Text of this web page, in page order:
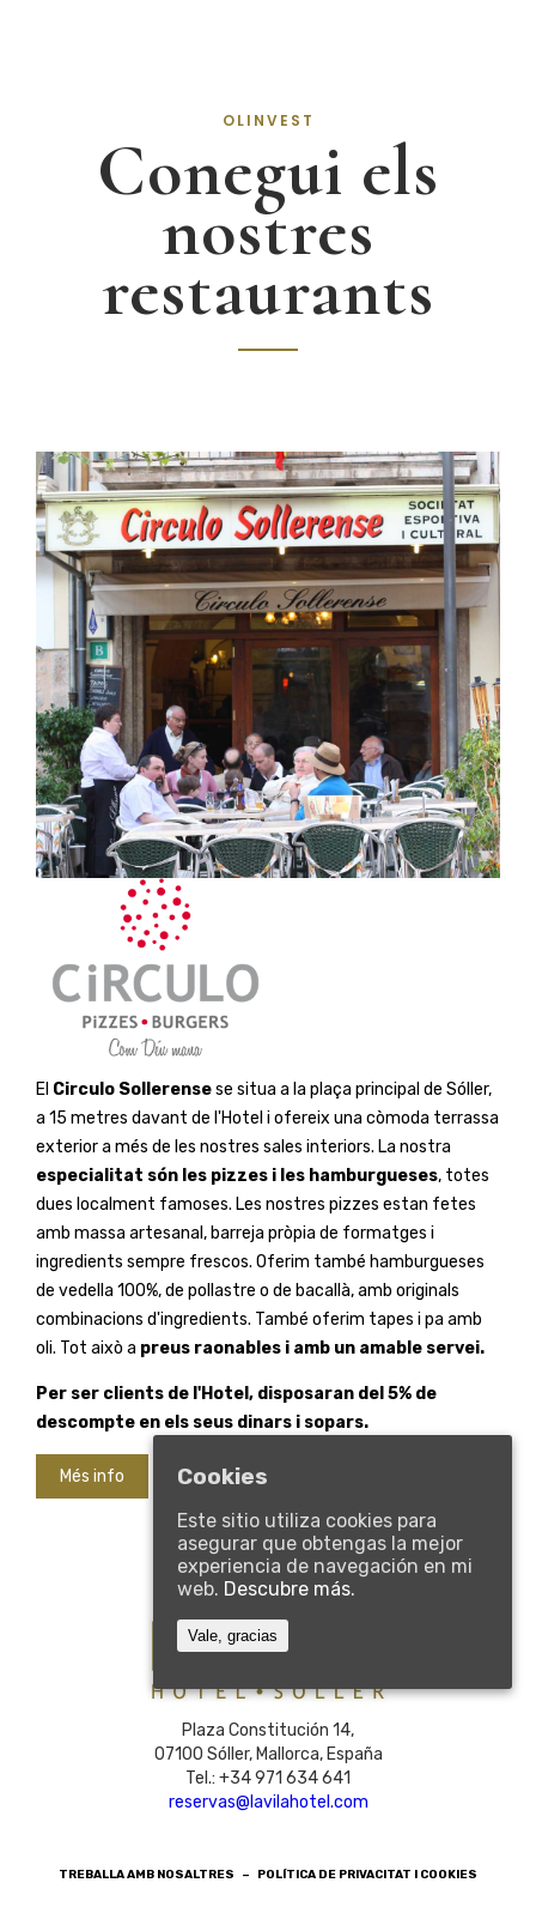
OLINVEST
Conegui els
nostres
restaurants
El Circulo Sollerensese situa a la plaça principal de Sóller,
a 15 metres davant de l'Hotel i ofereix una còmoda terrassa
exterior a més de les nostres sales interiors. La nostra
especialitat són les pizzes i les hamburgueses, totes
dues localment famoses. Les nostres pizzes estan fetes
amb massa artesanal, barreja pròpia de formatges i
ingredients sempre frescos. Oferim també hamburgueses
de vedella 100%, de pollastre o de bacallà, amb originals
combinacions d'ingredients. També oferim tapes i pa amb
oli. Tot això a preus raonables i amb un amable servei.
Per ser clients de l'Hotel, disposaran del 5% de
descompte en els seus dinars i sopars.
Més info
Plaza Constitución 14,
07100 Sóller, Mallorca, España
Tel.: +34 971 634 641
reservas@lavilahotel.com
TREBALLA AMB NOSALTRES – POLÍTICA DE PRIVACITAT I COOKIES
Cookies
Este sitio utiliza cookies para
asegurar que obtengas la mejor
experiencia de navegación en mi
web. Descubre más.
Vale, gracias